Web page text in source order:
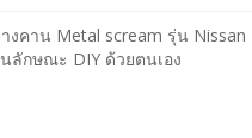
คาน Metal scream รุ่น
ลักษณะ DIY ด้วยตนเอง